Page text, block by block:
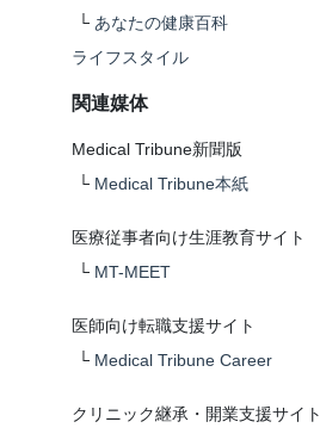
└ あなたの健康百科
ライフスタイル
関連媒体
Medical Tribune新聞版
└ Medical Tribune本紙
医療従事者向け生涯教育サイト
└ MT-MEET
医師向け転職支援サイト
└ Medical Tribune Career
クリニック継承・開業支援サイト